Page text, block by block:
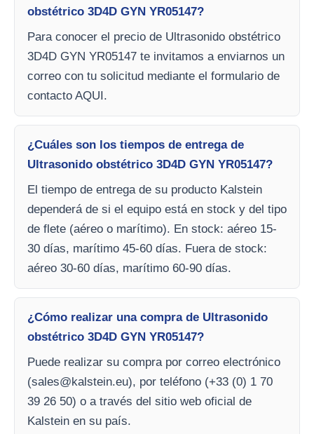
obstétrico 3D4D GYN YR05147?
Para conocer el precio de Ultrasonido obstétrico
3D4D GYN YR05147 te invitamos a enviarnos un
correo con tu solicitud mediante el formulario de
contacto AQUI.
¿Cuáles son los tiempos de entrega de
Ultrasonido obstétrico 3D4D GYN YR05147?
El tiempo de entrega de su producto Kalstein
dependerá de si el equipo está en stock y del tipo
de flete (aéreo o marítimo). En stock: aéreo 15-
30 días, marítimo 45-60 días. Fuera de stock:
aéreo 30-60 días, marítimo 60-90 días.
¿Cómo realizar una compra de Ultrasonido
obstétrico 3D4D GYN YR05147?
Puede realizar su compra por correo electrónico
(sales@kalstein.eu), por teléfono (+33 (0) 1 70
39 26 50) o a través del sitio web oficial de
Kalstein en su país.